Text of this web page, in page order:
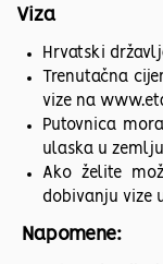
Viza
Hrvatski
Trenutačna
vize na
Putovnica
ulaska u
Ako želite
dobivanju vize
Napomene: